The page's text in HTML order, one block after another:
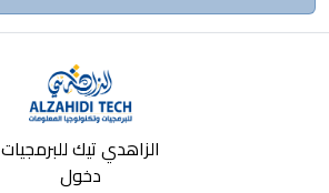
الزاهدي تيك للبرمجيات
دخول